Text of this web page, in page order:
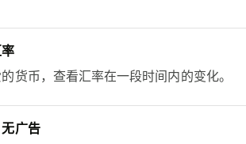
货币，查看汇率在一段时间内的变化。
广告